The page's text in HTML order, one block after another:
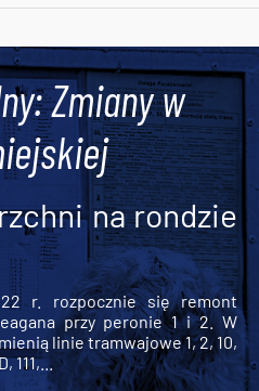
Zmiany w
na rondzie
r. rozpocznie się remont
przy peronie 1 i 2. W
linie tramwajowe 1, 2, 10,
111,...